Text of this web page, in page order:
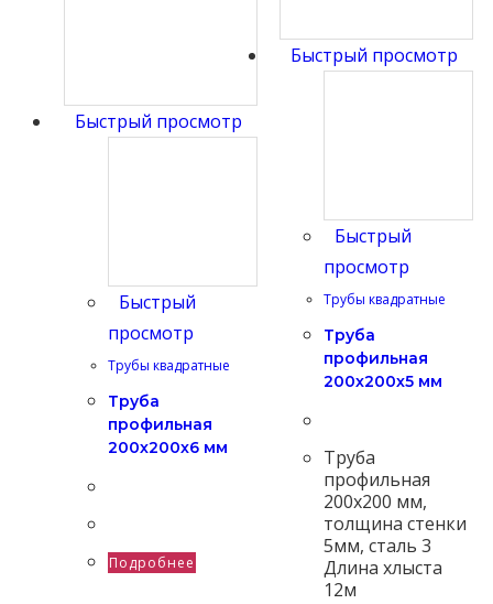
Быстрый просмотр
Быстрый
просмотр
Трубы квадратные
Труба
профильная
200х200х6 мм
Подробнее
Быстрый просмотр
Быстрый
просмотр
Трубы квадратные
Труба
профильная
200х200х5 мм
Труба
профильная
200х200 мм,
толщина стенки
5мм, сталь 3
Длина хлыста
12м